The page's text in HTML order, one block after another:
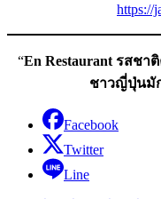
https://
“En Restaurant รสช
ชาวญี่ปุ่นมั
Facebook
Twitter
Line